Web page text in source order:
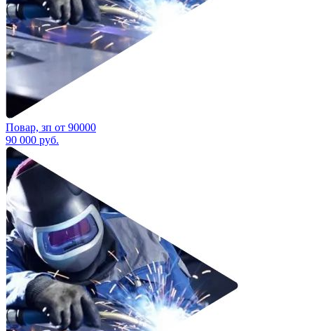
Повар, зп от 90000
90 000 руб.